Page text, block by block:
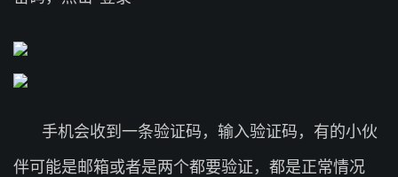
手机会收到一条验证码，输入验证码，有的小伙
伴可能是邮箱或者是两个都要验证，都是正常情况